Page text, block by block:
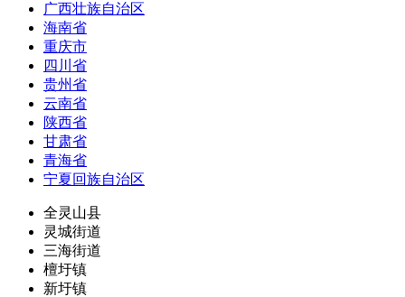
广西壮族自治区
海南省
重庆市
四川省
贵州省
云南省
陕西省
甘肃省
青海省
宁夏回族自治区
全灵山县
灵城街道
三海街道
檀圩镇
新圩镇